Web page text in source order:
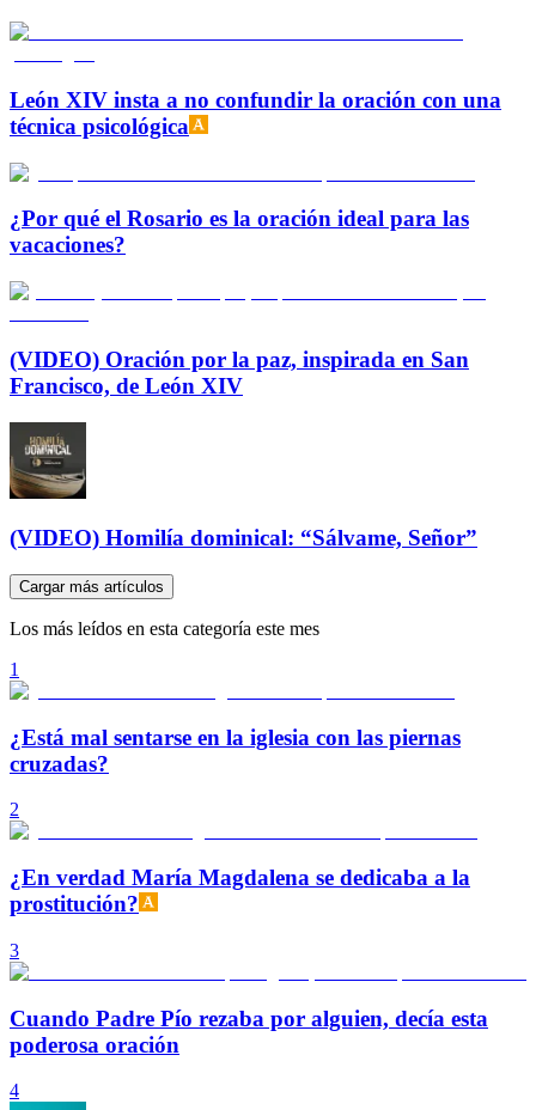
León XIV insta a no confundir la oración con una
técnica psicológica
¿Por qué el Rosario es la oración ideal para las
vacaciones?
(VIDEO) Oración por la paz, inspirada en San
Francisco, de León XIV
(VIDEO) Homilía dominical: “Sálvame, Señor”
Cargar más artículos
Los más leídos en esta categoría este mes
1
¿Está mal sentarse en la iglesia con las piernas
cruzadas?
2
¿En verdad María Magdalena se dedicaba a la
prostitución?
3
Cuando Padre Pío rezaba por alguien, decía esta
poderosa oración
4